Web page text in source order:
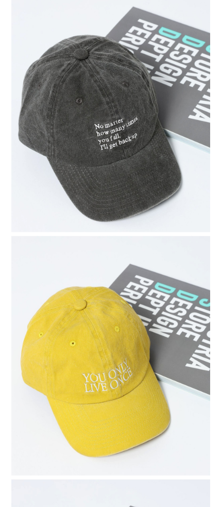
1.分期款項不併入電信帳單，「大哥付你分期」於每月結算日後寄送繳費提
2.透過簡訊連結打開帳單後，可選擇「超商條碼／台灣大直營門市／銀行轉
帳／街口支付／iPASS MONEY」等通路繳費。
【注意事項】
1.本服務係由「台灣大哥大股份有限公司」（以下簡稱本公司）所提供，讓
用戶於交易時，得透過本服務購買商品或服務，並由商店將買賣／分期付款
買賣價金債權讓與本公司後，依約使用本公司帳單繳交帳款。
2.基於同意付款使用「大哥付你分期」之契約關係目的，商店將以您的個人
資料（包含姓名、電話或地址）提供予台灣大哥大進項蒐集、處理及利用，
由本公司與您本人進行分期帳單所需資料之確認、核對及更正。
3.完整用戶服務條款，請詳閱以下連結：https://oppay.tw/userRule
１．於結帳方式選擇「AFTEE先享後付」後，將跳轉至「AFTEE先享後付」
結帳頁面，進行簡訊認證並確認金額後，即可完成結帳。
２．訂單成立數日內，您將收到繳費通知簡訊。
３．收到繳費通知簡訊後14天內，點擊此簡訊中的連結，可透過四大超商／
ATM／網路銀行／等多元方式進行付款，方視為交易完成。
※ 請注意：結帳手續完成當下不需立刻繳費，但若您需要取消訂單，請聯絡
購買商品的店家。未經商家同意取消之訂單仍視為有效，需透過AFTEE先享
後付繳納相關費用。
※ 交易是否成功請以「AFTEE先享後付 」之結帳頁面顯示為準，若有關於
是否繳費成功／繳費後需取消欲退款等相關疑問，請聯繫「AFTEE先享後付
客戶支援中心」https://netprotections.freshdesk.com/support/home
【注意事項】
１．透過由恩沛科技股份有限公司提供之「AFTEE先享後付」服務完成之交
易，需依本服務之必要範圍內提供個人資料，並將交易相關給付款項請求債
權轉讓予恩沛科技股份有限公司。
２．關於個人資料處理事宜，請瀏覽以下網址：https://aftee.tw/terms/#terms3
３．未成年的使用者請事先徵得法定代理人或監護人之同意方可使用
「AFTEE先享後付」，若未經同意申辦者引起之損失，本公司不負相關責
４．使用「AFTEE先享後付」時，將依據個別帳號之用戶狀況，依本公司即
時審查核予不同之上限額度；若仍有額度不足之情形，本公司將視審查結果
每筆NT$80，滿NT$888(含以上)免運費
每筆NT$80，滿NT$1,500(含以上)免運費
付款後 7-11取貨
每筆NT$80，滿NT$1,500(含以上)免運費
宅配
每筆NT$80，滿NT$1,500(含以上)免運費